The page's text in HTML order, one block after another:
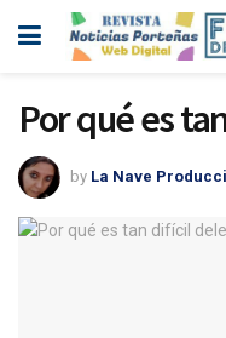
Por qué es
by La Nave